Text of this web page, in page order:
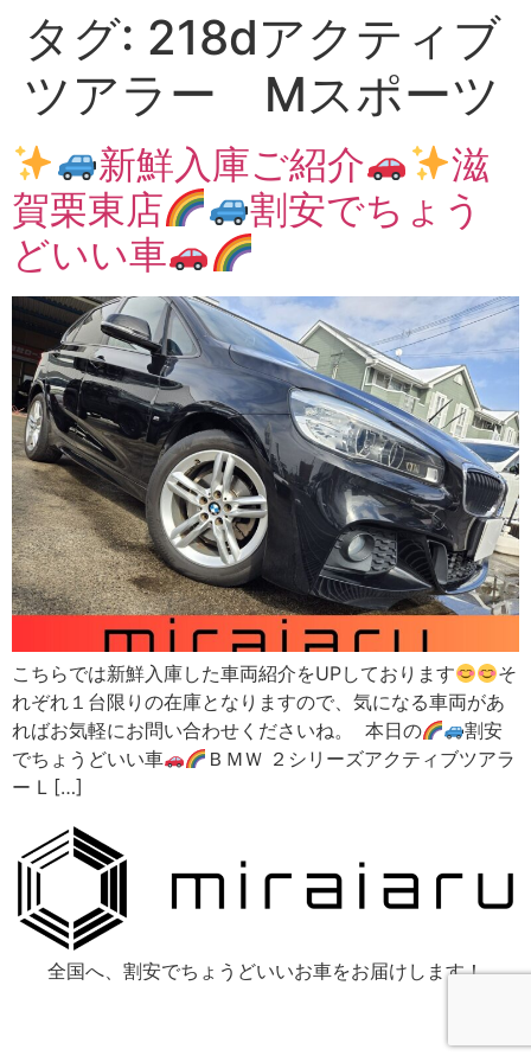
タグ: 218dアクティブ
ツアラー Mスポーツ
新鮮入庫ご紹介
滋
賀栗東店
割安でちょう
どいい車
こちらでは新鮮入庫した車両紹介をUPしております
そ
れぞれ１台限りの在庫となりますので、気になる車両があ
ればお気軽にお問い合わせくださいね。 本日の
割安
でちょうどいい車
ＢＭＷ ２シリーズアクティブツアラ
ー L […]
全国へ、割安でちょうどいいお車をお届けします！